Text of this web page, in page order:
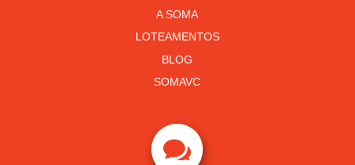
A SOMA
LOTEAMENTOS
BLOG
SOMAVC
